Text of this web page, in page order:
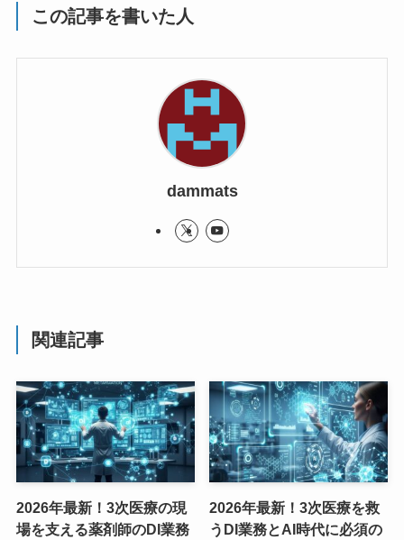
この記事を書いた人
dammats
関連記事
2026年最新！3次医療の現
場を支える薬剤師のDI業務
2026年最新！3次医療を救
うDI業務とAI時代に必須の